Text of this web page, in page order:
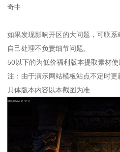
奇中
如果发现影响开区的大问题，可联
自己处理不负责细节问题,
50以下的为低价福利版本提取素材
注：由于演示网站模板站点不定时更
具体版本内容以本截图为准